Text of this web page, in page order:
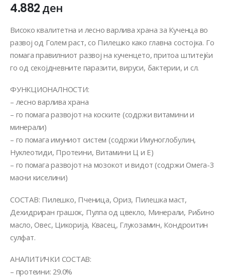
4.882ден
Високо квалитетна и лесно варлива храна за Кученца во
развој од Голем раст, со Пилешко како главна состојка. Го
помага правилниот развој на кученцето, притоа штитејќи
го од секојдневните паразити, вируси, бактерии, и сл.
ФУНКЦИОНАЛНОСТИ:
– лесно варлива храна
– го помага развојот на коските (содржи витамини и
минерали)
– го помага имуниот систем (содржи Имуноглобулин,
Нуклеотиди, Протеини, Витамини Ц и Е)
– го помага развојот на мозокот и видот (содржи Омега-3
масни киселини)
СОСТАВ: Пилешко, Пченица, Ориз, Пилешка маст,
Дехидриран грашок, Пулпа од цвекло, Минерали, Рибино
масло, Овес, Цикорија, Квасец, Глукозамин, Кондроитин
сулфат.
АНАЛИТИЧКИ СОСТАВ:
– протеини: 29.0%